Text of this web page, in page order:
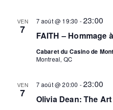
VEN
7 FAITH – Hommage
7 août @ 19:30 -23:00
Cabaret du Casino de
Montreal, QC
VEN
7 Olivia Dean: The
7 août @ 20:00 -23:00